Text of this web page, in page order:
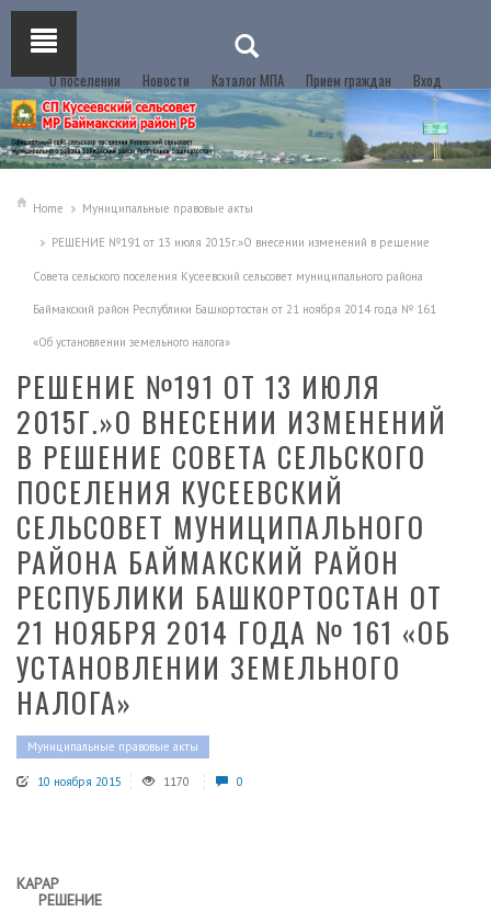
О поселении Новости Каталог МПА Прием граждан Вход
Home Муниципальные правовые акты
РЕШЕНИЕ №191 от 13 июля 2015г.»О внесении изменений в решение
Совета сельского поселения Кусеевский сельсовет муниципального района
Баймакский район Республики Башкортостан от 21 ноября 2014 года № 161
«Об установлении земельного налога»
РЕШЕНИЕ №191 ОТ 13 ИЮЛЯ
2015Г.»О ВНЕСЕНИИ ИЗМЕНЕНИЙ
В РЕШЕНИЕ СОВЕТА СЕЛЬСКОГО
ПОСЕЛЕНИЯ КУСЕЕВСКИЙ
СЕЛЬСОВЕТ МУНИЦИПАЛЬНОГО
РАЙОНА БАЙМАКСКИЙ РАЙОН
РЕСПУБЛИКИ БАШКОРТОСТАН ОТ
21 НОЯБРЯ 2014 ГОДА № 161 «ОБ
УСТАНОВЛЕНИИ ЗЕМЕЛЬНОГО
НАЛОГА»
Муниципальные правовые акты
10 ноября 2015 1170 0
КАРАР
РЕШЕНИЕ